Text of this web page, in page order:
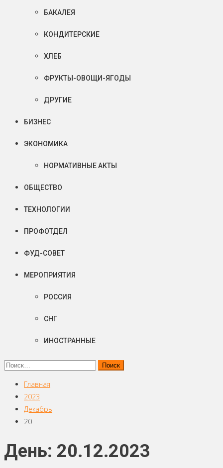
БАКАЛЕЯ
КОНДИТЕРСКИЕ
ХЛЕБ
ФРУКТЫ-ОВОЩИ-ЯГОДЫ
ДРУГИЕ
БИЗНЕС
ЭКОНОМИКА
НОРМАТИВНЫЕ АКТЫ
ОБЩЕСТВО
ТЕХНОЛОГИИ
ПРОФОТДЕЛ
ФУД-СОВЕТ
МЕРОПРИЯТИЯ
РОССИЯ
СНГ
ИНОСТРАННЫЕ
Найти:
Главная
2023
Декабрь
20
День: 20.12.2023